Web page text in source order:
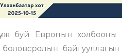
буй Европын холбооны